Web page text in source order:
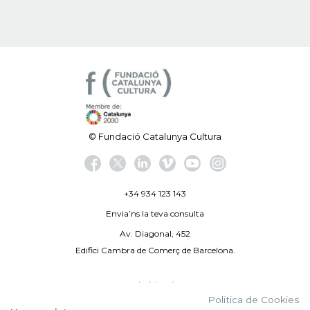
© Fundació Catalunya Cultura
+34 934 123 143
Envia’ns la teva consulta
Av. Diagonal, 452
Edifici Cambra de Comerç de Barcelona.
Avís legal
Politica de Cookies